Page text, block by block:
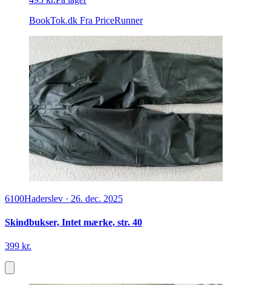
BookTok.dk Fra PriceRunner
6100Haderslev · 26. dec. 2025
Skindbukser, Intet mærke, str. 40
399 kr.